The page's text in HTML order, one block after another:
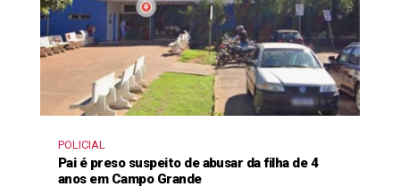
POLICIAL
Pai é preso suspeito de abusar da filha de 4
anos em Campo Grande